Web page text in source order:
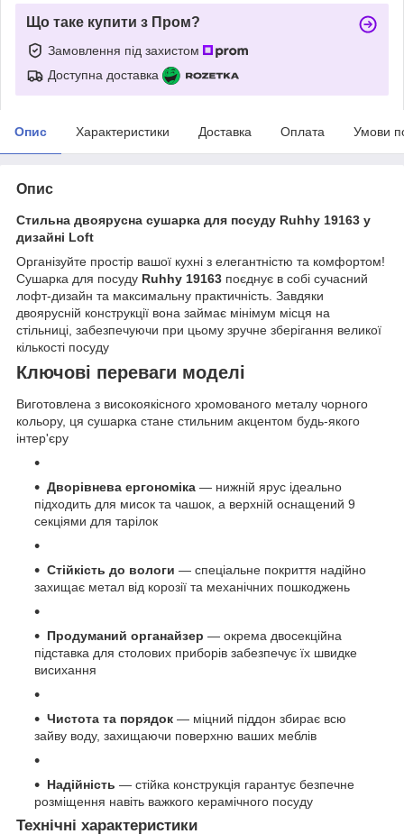
Що таке купити з Пром?
Замовлення під захистом
Доступна доставка
Опис Характеристики Доставка Оплата Умови
Опис
Стильна двоярусна сушарка для посуду Ruhhy 19163 у
дизайні Loft
Організуйте простір вашої кухні з елегантністю та комфортом!
Сушарка для посуду Ruhhy 19163 поєднує в собі сучасний
лофт-дизайн та максимальну практичність. Завдяки
двоярусній конструкції вона займає мінімум місця на
стільниці, забезпечуючи при цьому зручне зберігання великої
кількості посуду
Ключові переваги моделі
Виготовлена з високоякісного хромованого металу чорного
кольору, ця сушарка стане стильним акцентом будь-якого
інтер'єру
Дворівнева ергономіка — нижній ярус ідеально
підходить для мисок та чашок, а верхній оснащений 9
секціями для тарілок
Стійкість до вологи — спеціальне покриття надійно
захищає метал від корозії та механічних пошкоджень
Продуманий органайзер — окрема двосекційна
підставка для столових приборів забезпечує їх швидке
висихання
Чистота та порядок — міцний піддон збирає всю
зайву воду, захищаючи поверхню ваших меблів
Надійність — стійка конструкція гарантує безпечне
розміщення навіть важкого керамічного посуду
Технічні характеристики